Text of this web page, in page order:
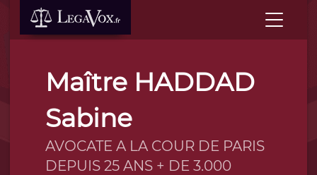
Maître HADDAD
Sabine
AVOCATE A LA COUR DE PARIS
DEPUIS 25 ANS + DE 3.000